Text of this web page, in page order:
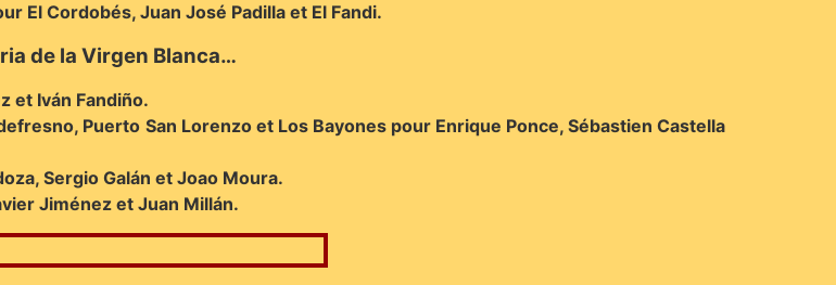
El Cordobés, Juan José Padilla et El Fandi.
de la Virgen Blanca…
et Iván Fandiño.
Puerto San Lorenzo et Los Bayones pour Enrique Ponce, Sébastien Castella
Sergio Galán et Joao Moura.
Jiménez et Juan Millán.